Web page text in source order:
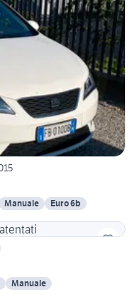
Manuale Euro 6b
Manuale